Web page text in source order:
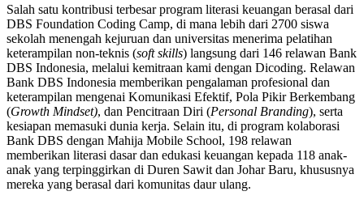
Salah satu kontribusi terbesar program literasi keuangan berasal dari
DBS Foundation Coding Camp, di mana lebih dari 2700 siswa
sekolah menengah kejuruan dan universitas menerima pelatihan
keterampilan non-teknis (soft skills) langsung dari 146 relawan Bank
DBS Indonesia, melalui kemitraan kami dengan Dicoding. Relawan
Bank DBS Indonesia memberikan pengalaman profesional dan
keterampilan mengenai Komunikasi Efektif, Pola Pikir Berkembang
(Growth Mindset), dan Pencitraan Diri (Personal Branding), serta
kesiapan memasuki dunia kerja. Selain itu, di program kolaborasi
Bank DBS dengan Mahija Mobile School, 198 relawan
memberikan literasi dasar dan edukasi keuangan kepada 118 anak-
anak yang terpinggirkan di Duren Sawit dan Johar Baru, khususnya
mereka yang berasal dari komunitas daur ulang.